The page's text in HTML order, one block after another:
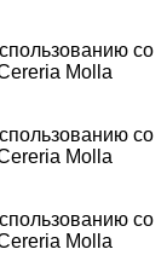
со
Molla
со
Molla
со
Molla